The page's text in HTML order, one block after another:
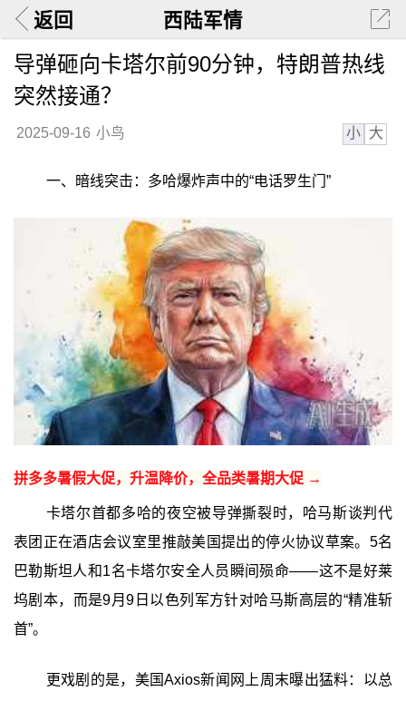
返回 西陆军情
导弹砸向卡塔尔前90分钟，特朗普热线
突然接通？
2025-09-16 小鸟 小 大
一、暗线突击：多哈爆炸声中的“电话罗生门”
拼多多暑假大促，升温降价，全品类暑期大促 →
卡塔尔首都多哈的夜空被导弹撕裂时，哈马斯谈判代
表团正在酒店会议室里推敲美国提出的停火协议草案。5名
巴勒斯坦人和1名卡塔尔安全人员瞬间殒命——这不是好莱
坞剧本，而是9月9日以色列军方针对哈马斯高层的“精准斩
首”。
更戏剧的是，美国Axios新闻网上周末曝出猛料：以总